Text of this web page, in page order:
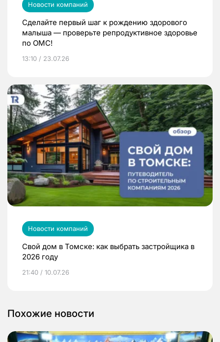
Новости компаний
Сделайте первый шаг к рождению здорового
малыша — проверьте репродуктивное здоровье
по ОМС!
13:10 / 23.07.26
Новости компаний
Свой дом в Томске: как выбрать застройщика в
2026 году
21:40 / 10.07.26
Похожие новости